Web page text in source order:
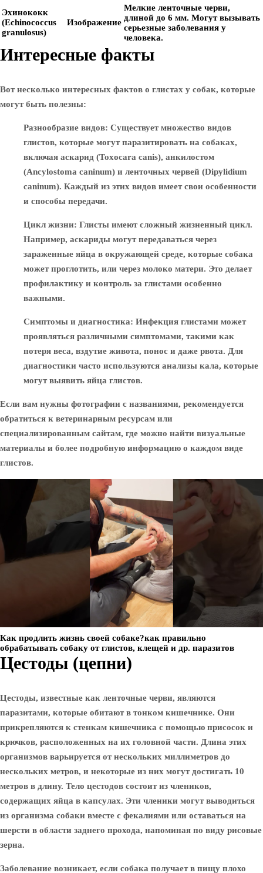
Эхинококк
(Echinococcus
granulosus)
Изображение
Мелкие ленточные черви,
длиной до 6 мм. Могут вызывать
серьезные заболевания у
человека.
Интересные факты
Вот несколько интересных фактов о глистах у собак, которые
могут быть полезны:
Разнообразие видов: Существует множество видов
глистов, которые могут паразитировать на собаках,
включая аскарид (Toxocara canis), анкилостом
(Ancylostoma caninum) и ленточных червей (Dipylidium
caninum). Каждый из этих видов имеет свои особенности
и способы передачи.
Цикл жизни: Глисты имеют сложный жизненный цикл.
Например, аскариды могут передаваться через
зараженные яйца в окружающей среде, которые собака
может проглотить, или через молоко матери. Это делает
профилактику и контроль за глистами особенно
важными.
Симптомы и диагностика: Инфекция глистами может
проявляться различными симптомами, такими как
потеря веса, вздутие живота, понос и даже рвота. Для
диагностики часто используются анализы кала, которые
могут выявить яйца глистов.
Если вам нужны фотографии с названиями, рекомендуется
обратиться к ветеринарным ресурсам или
специализированным сайтам, где можно найти визуальные
материалы и более подробную информацию о каждом виде
глистов.
Как продлить жизнь своей собаке?как правильно
обрабатывать собаку от глистов, клещей и др. паразитов
Цестоды (цепни)
Цестоды, известные как ленточные черви, являются
паразитами, которые обитают в тонком кишечнике. Они
прикрепляются к стенкам кишечника с помощью присосок и
крючков, расположенных на их головной части. Длина этих
организмов варьируется от нескольких миллиметров до
нескольких метров, и некоторые из них могут достигать 10
метров в длину. Тело цестодов состоит из члеников,
содержащих яйца в капсулах. Эти членики могут выводиться
из организма собаки вместе с фекалиями или оставаться на
шерсти в области заднего прохода, напоминая по виду рисовые
зерна.
Заболевание возникает, если собака получает в пищу плохо